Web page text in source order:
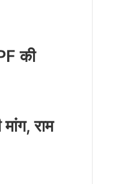
की
राम